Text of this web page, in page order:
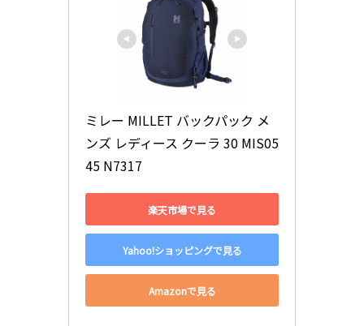
ミレー MILLET バックパック メ
ンズ レディース クーラ 30 MIS05
45 N7317
楽天市場で見る
Yahoo!ショッピングで見る
Amazonで見る